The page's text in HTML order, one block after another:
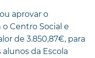
aprovar o
Centro Social e
de 3.850,87€, para
da Escola